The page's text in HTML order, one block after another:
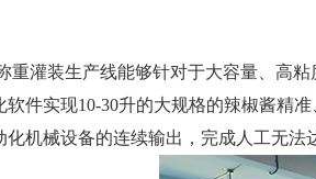
灌装生产线能够针对于大容量、高
软件实现10-30升的大规格的辣椒酱精
机械设备的连续输出，完成人工无法